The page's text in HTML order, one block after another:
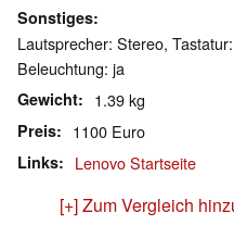
Sonstiges
Lautsprecher: Stereo,
Beleuchtung: ja
Gewicht 1.39 kg
Preis 1100 Euro
Links Lenovo Startseite
[+] Zum Vergleich